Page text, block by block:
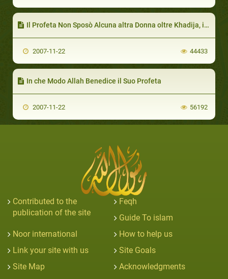
Il Profeta Non Sposò Alcuna altra Donna oltre Khadija, in Quanto si Sposò col Rito Cristiano
2007-11-22 44433
In che Modo Allah Benedice il Suo Profeta
2007-11-22 56192
Contributed to the
publication of the site
Feqh
Guide To islam
Noor international
How to help us
Link your site with us
Site Goals
Site Map
Acknowledgments